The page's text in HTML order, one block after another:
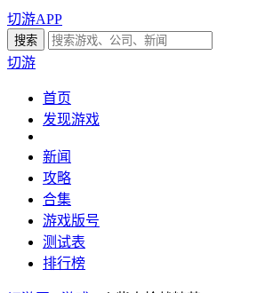
切游APP
切游
首页
发现游戏
新闻
攻略
合集
游戏版号
测试表
排行榜